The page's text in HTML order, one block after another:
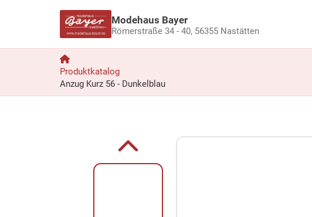
Modehaus Bayer
Römerstraße 34 - 40, 56355 Nastätten
Produktkatalog
Anzug Kurz 56 - Dunkelblau
Zur Produktbeschreibung springen